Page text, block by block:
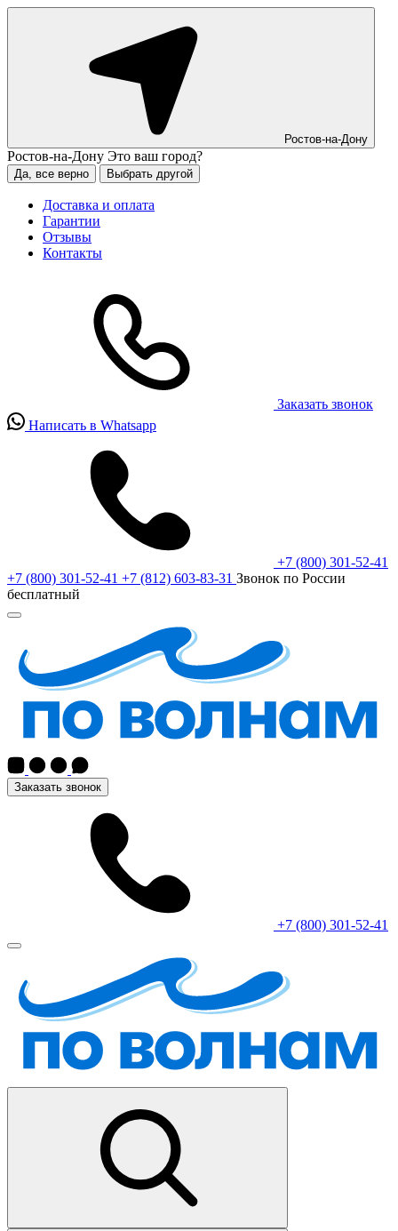
Ростов-на-Дону
Ростов-на-Дону Это ваш город?
Да, все верно Выбрать другой
Доставка и оплата
Гарантии
Отзывы
Контакты
Заказать звонок
Написать в Whatsapp
+7 (800) 301-52-41
+7 (800) 301-52-41 +7 (812) 603-83-31 Звонок по России
бесплатный
Заказать звонок
+7 (800) 301-52-41